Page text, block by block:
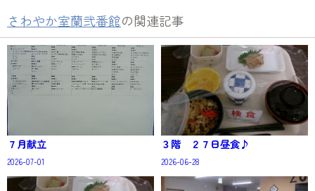
さわやか室蘭弐番館の関連記事
７月献立
2026-07-01
３階 ２７日昼食♪
2026-06-28